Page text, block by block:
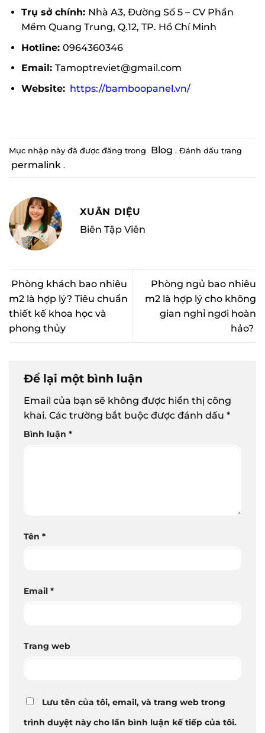
Trụ sở chính: Nhà A3, Đường Số 5 – CV Phần
Mềm Quang Trung, Q.12, TP. Hồ Chí Minh
Hotline: 0964360346
Email: Tamoptreviet@gmail.com
Website: https://bamboopanel.vn/
Mục nhập này đã được đăng trong Blog . Đánh dấu trang
permalink .
XUÂN DIỆU
Biên Tập Viên
Phòng khách bao nhiêu
m2 là hợp lý? Tiêu chuẩn
thiết kế khoa học và
phong thủy
Phòng ngủ bao nhiêu
m2 là hợp lý cho không
gian nghỉ ngơi hoàn
hảo?
Để lại một bình luận
Email của bạn sẽ không được hiển thị công
khai. Các trường bắt buộc được đánh dấu *
Bình luận *
Tên *
Email *
Trang web
Lưu tên của tôi, email, và trang web trong
trình duyệt này cho lần bình luận kế tiếp của tôi.